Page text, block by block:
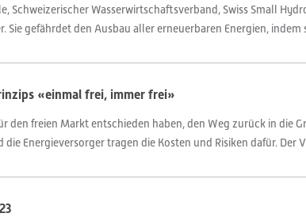
Schweizerischer Wasserwirtschaftsverband, Swiss Small
Sie gefährdet den Ausbau aller erneuerbaren Energien,
«einmal frei, immer frei»
den freien Markt entschieden haben, den Weg zurück in die
Energieversorger tragen die Kosten und Risiken dafür. Der